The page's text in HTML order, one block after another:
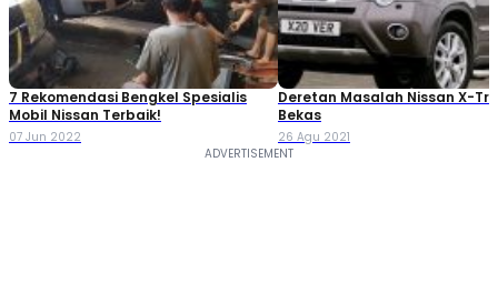
7 Rekomendasi Bengkel Spesialis
Mobil Nissan Terbaik!
07 Jun 2022
Deretan Masalah Nissan X-
Bekas
26 Agu 2021